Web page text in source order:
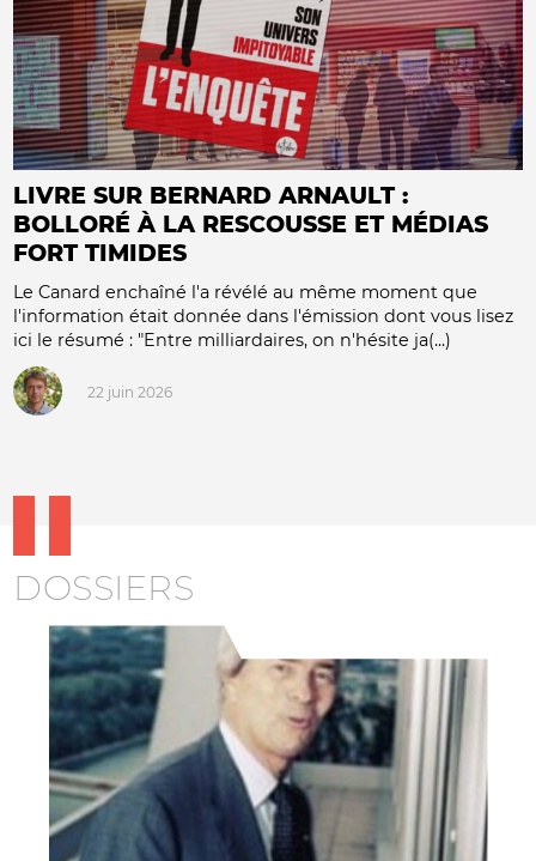
LIVRE SUR BERNARD ARNAULT :
BOLLORÉ À LA RESCOUSSE ET MÉDIAS
FORT TIMIDES
Le Canard enchaîné l'a révélé au même moment que
l'information était donnée dans l'émission dont vous lisez
ici le résumé : "Entre milliardaires, on n'hésite ja(...)
22 juin 2026
DOSSIERS